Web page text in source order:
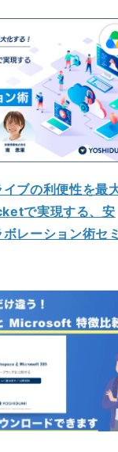
イブの利便性を最
で実現する、安
レーション術セミ